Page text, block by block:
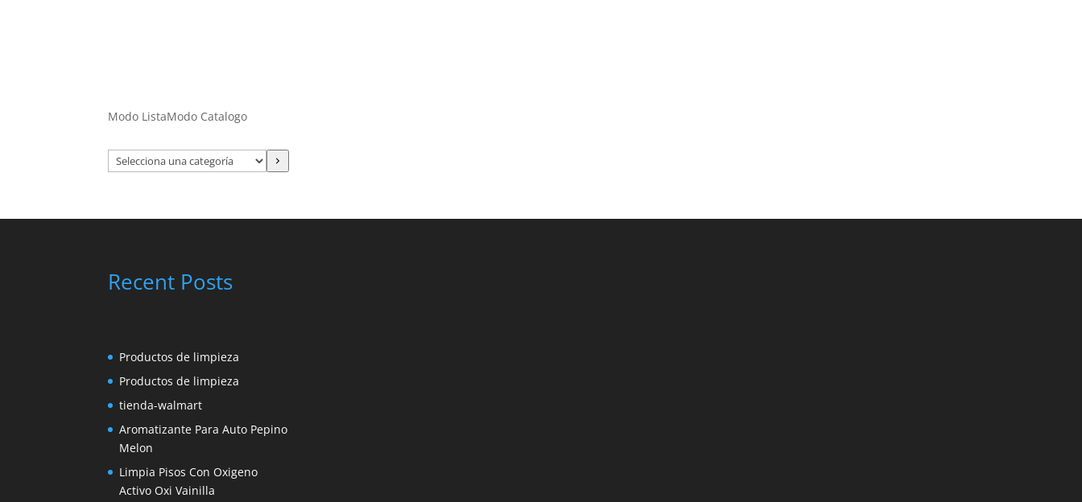
Modo ListaModo Catalogo
Selecciona
una
Recent Posts
Productos de limpieza
Productos de limpieza
tienda-walmart
Aromatizante Para Auto Pepino
Melon
Limpia Pisos Con Oxigeno
Activo Oxi Vainilla